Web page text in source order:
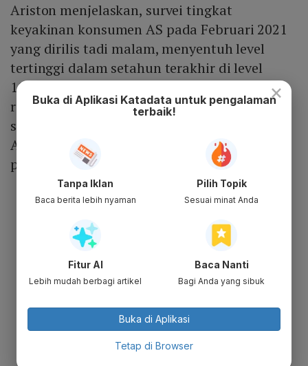
Ariston menjelaskan, survei tingkat
keyakinan konsumen AS pada Februari 2021
yang dirilis tadi malam, menyentuh level
tertinggi dalam setahun terakhir di level
109,7. Hasil ini mengindikasikan konsumsi
rumah tangga di AS akan meningkat
sehingga mendukung pemulihan ekonomi di
AS. "Sementara pertumbuhan PDB Indonesia
pada kuartal I masih minus," katanya.
×
Buka di Aplikasi Katadata untuk pengalaman
terbaik!
Tanpa Iklan
Baca berita lebih nyaman
Pilih Topik
Sesuai minat Anda
Fitur AI
Lebih mudah berbagi artikel
Baca Nanti
Bagi Anda yang sibuk
Buka di Aplikasi
Tetap di Browser